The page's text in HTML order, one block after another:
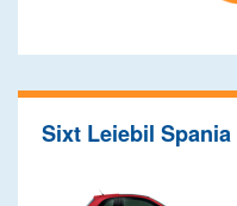
Sixt Leiebil Spania